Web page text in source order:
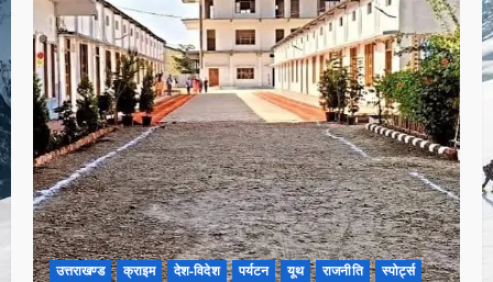
उत्तराखण्ड क्राइम देश-विदेश पर्यटन यूथ राजनीति स्पोर्ट्स